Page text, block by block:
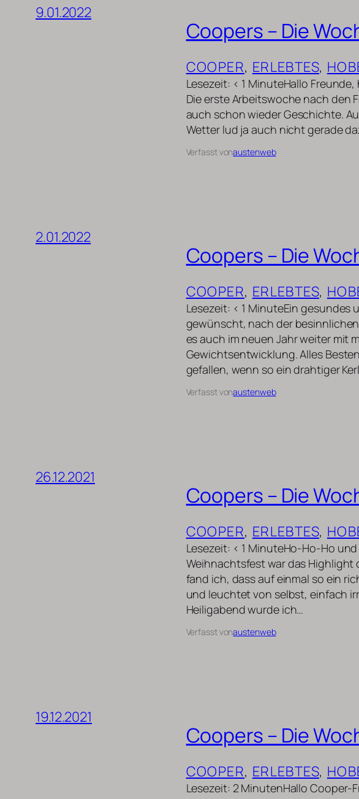
9.01.2022
Coopers – Die
COOPER, ERLEBTES,
Lesezeit: < 1 MinuteHallo
Die erste Arbeitswoche nach den
auch schon wieder Geschichte.
Wetter lud ja auch nicht gerade
Verfasst vonaustenweb
2.01.2022
Coopers – Die
COOPER, ERLEBTES,
Lesezeit: < 1 MinuteEin
gewünscht, nach der
es auch im neuen Jahr weiter mit
Gewichtsentwicklung. Alles
gefallen, wenn so ein drahtiger
Verfasst vonaustenweb
26.12.2021
Coopers – Die
COOPER, ERLEBTES,
Lesezeit: < 1 MinuteHo-Ho-Ho
Weihnachtsfest war das Highlight
fand ich, dass auf einmal so ein
und leuchtet von selbst, einfach
Heiligabend wurde ich…
Verfasst vonaustenweb
19.12.2021
Coopers – Die
COOPER, ERLEBTES,
Lesezeit: 2 MinutenHallo Cooper-